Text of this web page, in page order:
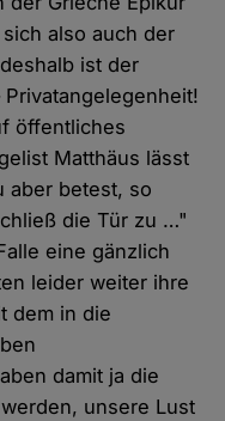
also auch der
ist der
öffentliches
Matthäus lässt
aber betest, so
die Tür zu …"
eine gänzlich
leider weiter ihre
dem in die
damit ja die
unsere Lust